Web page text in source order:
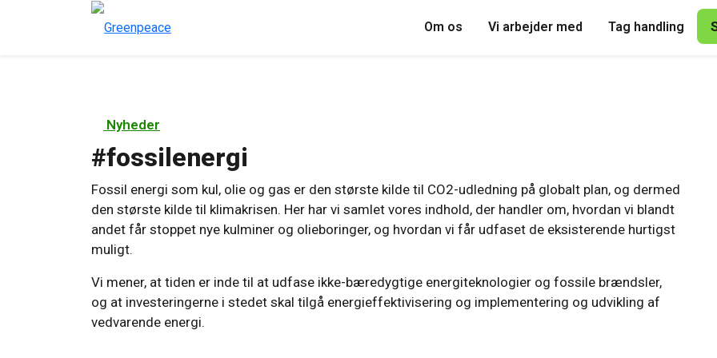
Om os Vi arbejder med Tag handling
Nyheder
#fossilenergi
Fossil energi som kul, olie og gas er den største kilde til CO2-udledning på globalt plan, og dermed
den største kilde til klimakrisen. Her har vi samlet vores indhold, der handler om, hvordan vi blandt
andet får stoppet nye kulminer og olieboringer, og hvordan vi får udfaset de eksisterende hurtigst
muligt.
Vi mener, at tiden er inde til at udfase ikke-bæredygtige energiteknologier og fossile brændsler,
og at investeringerne i stedet skal tilgå energieffektivisering og implementering og udvikling af
vedvarende energi.